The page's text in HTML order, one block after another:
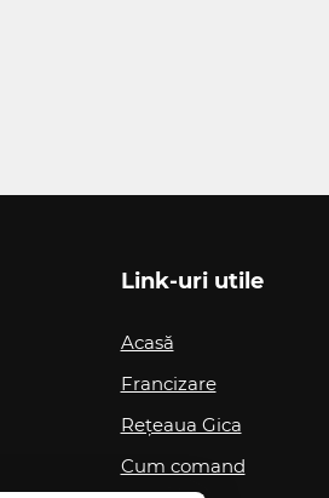
Link-uri utile
Acasă
Francizare
Rețeaua Gica
Cum comand